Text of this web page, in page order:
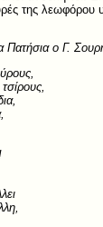
της
Πατήσια ο Γ.